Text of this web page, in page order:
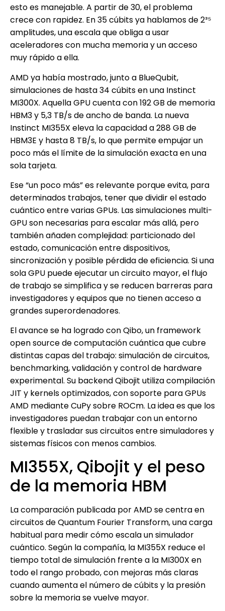
esto es manejable. A partir de 30, el problema
crece con rapidez. En 35 cúbits ya hablamos de 2³⁵
amplitudes, una escala que obliga a usar
aceleradores con mucha memoria y un acceso
muy rápido a ella.
AMD ya había mostrado, junto a BlueQubit,
simulaciones de hasta 34 cúbits en una Instinct
MI300X. Aquella GPU cuenta con 192 GB de memoria
HBM3 y 5,3 TB/s de ancho de banda. La nueva
Instinct MI355X eleva la capacidad a 288 GB de
HBM3E y hasta 8 TB/s, lo que permite empujar un
poco más el límite de la simulación exacta en una
sola tarjeta.
Ese “un poco más” es relevante porque evita, para
determinados trabajos, tener que dividir el estado
cuántico entre varias GPUs. Las simulaciones multi-
GPU son necesarias para escalar más allá, pero
también añaden complejidad: particionado del
estado, comunicación entre dispositivos,
sincronización y posible pérdida de eficiencia. Si una
sola GPU puede ejecutar un circuito mayor, el flujo
de trabajo se simplifica y se reducen barreras para
investigadores y equipos que no tienen acceso a
grandes superordenadores.
El avance se ha logrado con Qibo, un framework
open source de computación cuántica que cubre
distintas capas del trabajo: simulación de circuitos,
benchmarking, validación y control de hardware
experimental. Su backend Qibojit utiliza compilación
JIT y kernels optimizados, con soporte para GPUs
AMD mediante CuPy sobre ROCm. La idea es que los
investigadores puedan trabajar con un entorno
flexible y trasladar sus circuitos entre simuladores y
sistemas físicos con menos cambios.
MI355X, Qibojit y el peso
de la memoria HBM
La comparación publicada por AMD se centra en
circuitos de Quantum Fourier Transform, una carga
habitual para medir cómo escala un simulador
cuántico. Según la compañía, la MI355X reduce el
tiempo total de simulación frente a la MI300X en
todo el rango probado, con mejoras más claras
cuando aumenta el número de cúbits y la presión
sobre la memoria se vuelve mayor.